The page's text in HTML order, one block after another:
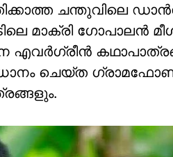
ചന്തുവിലെ ഡാന്‍സ്
മാക്രി ഗോപാലന്‍
ചെയ്ത